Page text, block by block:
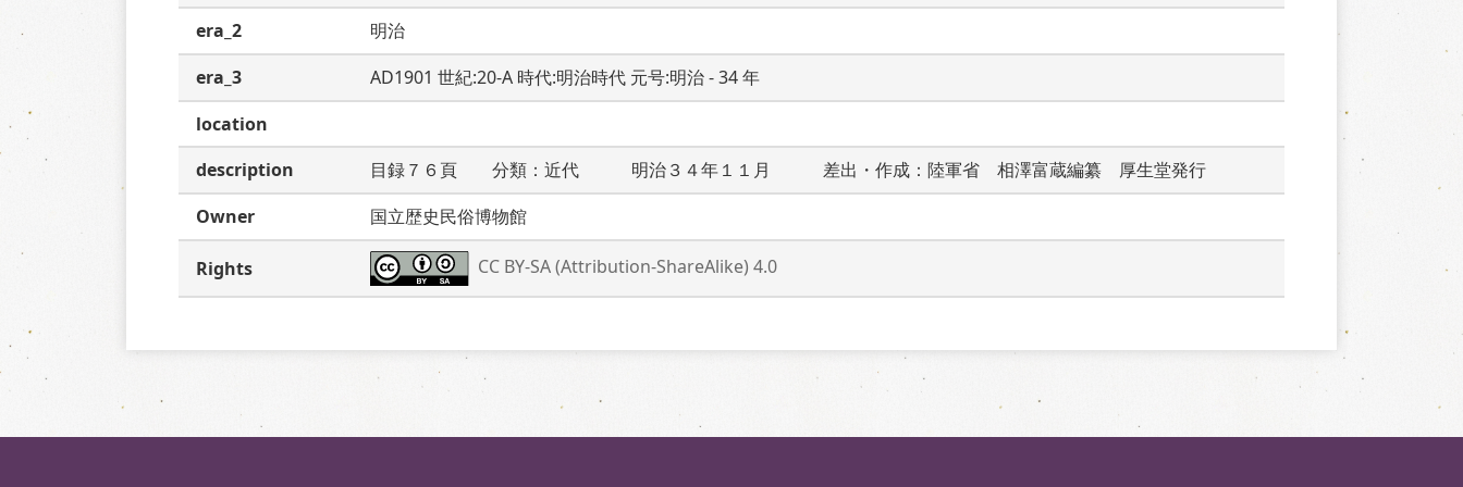
era_2
明治
era_3
AD1901 世紀:20-A 時代:明治時代 元号:明治 - 34 年
location
description
目録７６頁　　分類：近代　　　明治３４年１１月　　　差出・作成：陸軍省　相澤富蔵編纂　厚生堂発行
Owner
国立歴史民俗博物館
Rights CC BY-SA (Attribution-ShareAlike) 4.0